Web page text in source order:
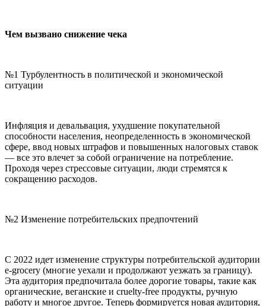
Чем вызвано снижение чека
№1 Турбулентность в политической и экономической
ситуации
Инфляция и девальвация, ухудшение покупательной
способности населения, неопределенность в экономической
сфере, ввод новых штрафов и повышенных налоговых ставок
— все это влечет за собой ограничение на потребление.
Проходя через стрессовые ситуации, люди стремятся к
сокращению расходов.
№2 Изменение потребительских предпочтений
С 2022 идет изменение структуры потребительской аудитории
e-grocery (многие уехали и продолжают уезжать за границу).
Эта аудитория предпочитала более дорогие товары, такие как
органические, веганские и cruelty-free продукты, ручную
работу и многое другое. Теперь формируется новая аудитория,